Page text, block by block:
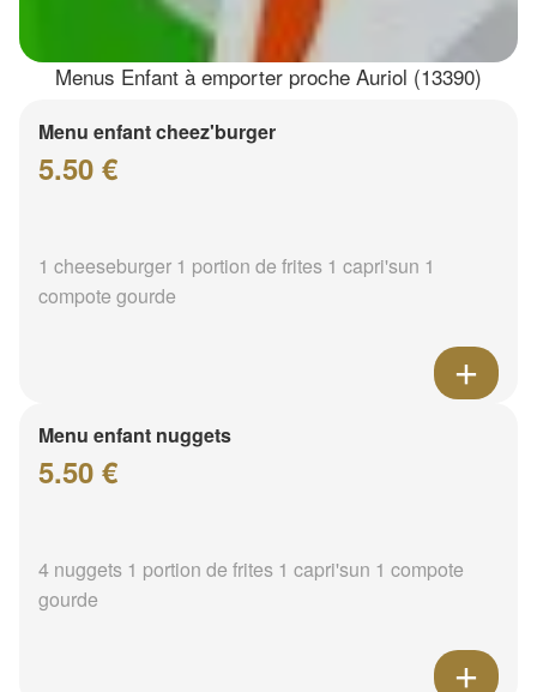
Menus Enfant à emporter proche Auriol (13390)
Menu enfant cheez'burger
5.50 €
1 cheeseburger 1 portion de frites 1 capri'sun 1
compote gourde
Menu enfant nuggets
5.50 €
4 nuggets 1 portion de frites 1 capri'sun 1 compote
gourde